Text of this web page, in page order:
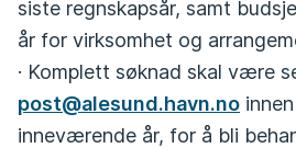
siste regnskapsår, samt
år for virksomhet og
· Komplett søknad skal være
post@alesund.havn.no
inneværende år, for å bli